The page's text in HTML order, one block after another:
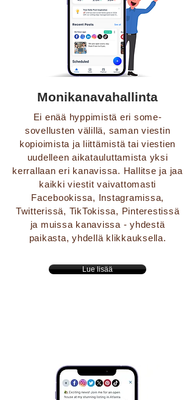
Monikanavahallinta
Ei enää hyppimistä eri some-
sovellusten välillä, saman viestin
kopioimista ja liittämistä tai viestien
uudelleen aikatauluttamista yksi
kerrallaan eri kanavissa. Hallitse ja jaa
kaikki viestit vaivattomasti
Facebookissa, Instagramissa,
Twitterissä, TikTokissa, Pinterestissä
ja muissa kanavissa - yhdestä
paikasta, yhdellä klikkauksella.
Lue lisää